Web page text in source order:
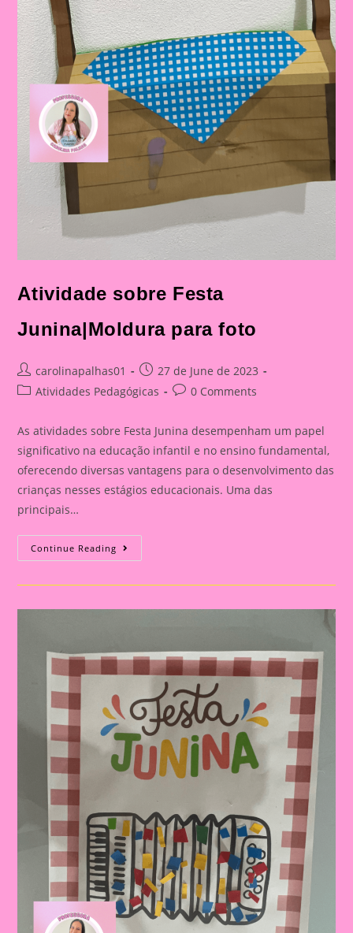
Atividade sobre Festa
Junina|Moldura para foto
Post
author:
carolinapalhas01
Post
published:
27 de June de 2023
PostAtividades Pedagógicas
Post0 Comments
As atividades sobre Festa Junina desempenham um papel
significativo na educação infantil e no ensino fundamental,
oferecendo diversas vantagens para o desenvolvimento das
crianças nesses estágios educacionais. Uma das
principais…
Continue Reading Atividade
Sobre
Junina|Moldura